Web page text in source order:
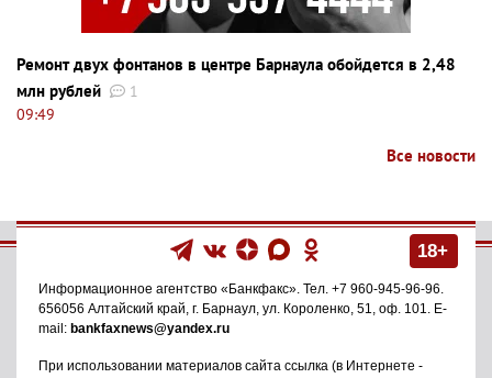
Ремонт двух фонтанов в центре Барнаула обойдется в 2,48
млн рублей
1
09:49
Все новости
18+
Информационное агентство «Банкфакс» . Тел. +7 960-945-96-96
656056 Алтайский край, г. Барнаул ул. Короленко, 51, оф. 101
. E-
mail: bankfaxnews@yandex.ru
При использовании материалов сайта ссылка (в Интернете -